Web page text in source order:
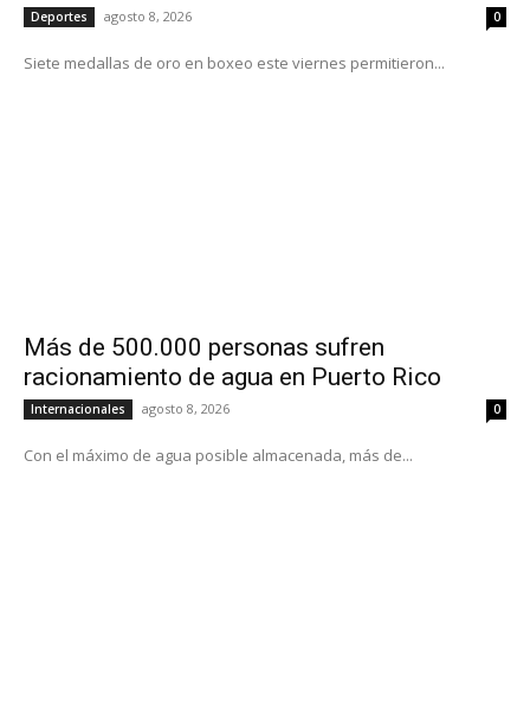
Deportes agosto 8, 2026 0
Siete medallas de oro en boxeo este viernes permitieron...
Más de 500.000 personas sufren
racionamiento de agua en Puerto Rico
Internacionales agosto 8, 2026 0
Con el máximo de agua posible almacenada, más de...